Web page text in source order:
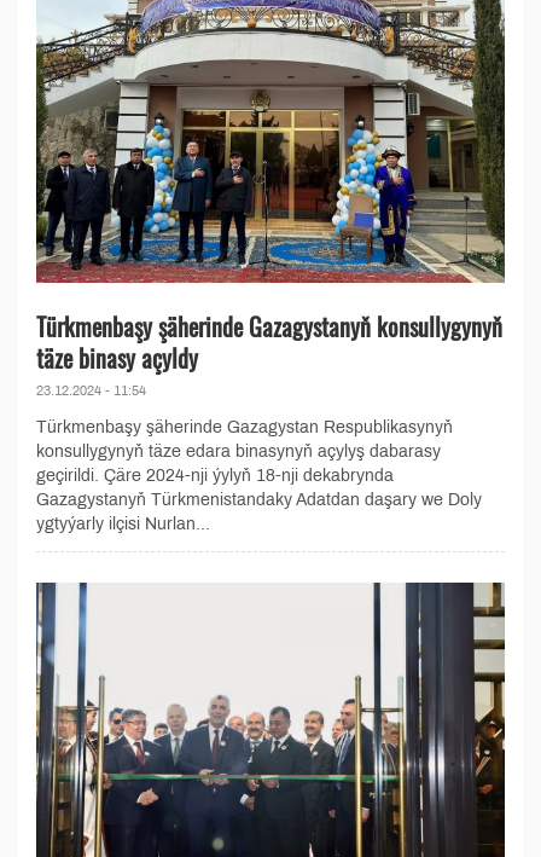
Türkmenbaşy şäherinde Gazagystanyň konsullygynyň
täze binasy açyldy
23.12.2024 - 11:54
Türkmenbaşy şäherinde Gazagystan Respublikasynyň
konsullygynyň täze edara binasynyň açylyş dabarasy
geçirildi. Çäre 2024-nji ýylyň 18-nji dekabrynda
Gazagystanyň Türkmenistandaky Adatdan daşary we Doly
ygtyýarly ilçisi Nurlan...